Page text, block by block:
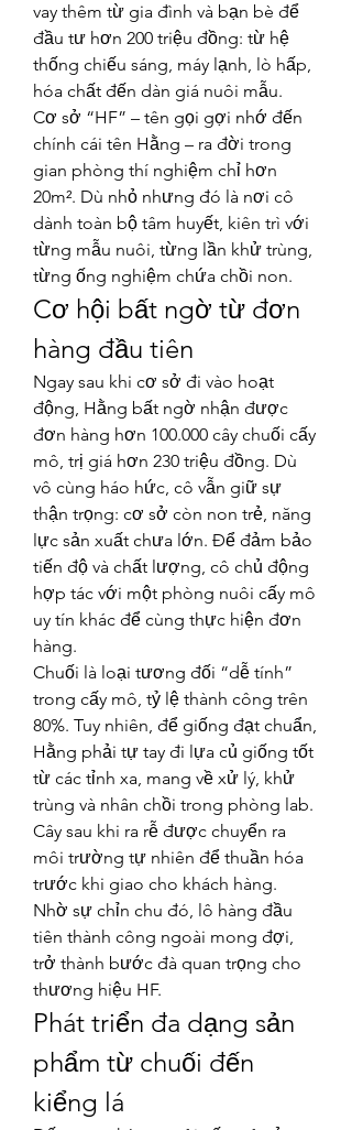
vay thêm từ gia đình và bạn bè để
đầu tư hơn 200 triệu đồng: từ hệ
thống chiếu sáng, máy lạnh, lò hấp,
hóa chất đến dàn giá nuôi mẫu.
Cơ sở “HF” – tên gọi gợi nhớ đến
chính cái tên Hằng – ra đời trong
gian phòng thí nghiệm chỉ hơn
20m². Dù nhỏ nhưng đó là nơi cô
dành toàn bộ tâm huyết, kiên trì với
từng mẫu nuôi, từng lần khử trùng,
từng ống nghiệm chứa chồi non.
Cơ hội bất ngờ từ đơn
hàng đầu tiên
Ngay sau khi cơ sở đi vào hoạt
động, Hằng bất ngờ nhận được
đơn hàng hơn 100.000 cây chuối cấy
mô, trị giá hơn 230 triệu đồng. Dù
vô cùng háo hức, cô vẫn giữ sự
thận trọng: cơ sở còn non trẻ, năng
lực sản xuất chưa lớn. Để đảm bảo
tiến độ và chất lượng, cô chủ động
hợp tác với một phòng nuôi cấy mô
uy tín khác để cùng thực hiện đơn
hàng.
Chuối là loại tương đối “dễ tính”
trong cấy mô, tỷ lệ thành công trên
80%. Tuy nhiên, để giống đạt chuẩn,
Hằng phải tự tay đi lựa củ giống tốt
từ các tỉnh xa, mang về xử lý, khử
trùng và nhân chồi trong phòng lab.
Cây sau khi ra rễ được chuyển ra
môi trường tự nhiên để thuần hóa
trước khi giao cho khách hàng.
Nhờ sự chỉn chu đó, lô hàng đầu
tiên thành công ngoài mong đợi,
trở thành bước đà quan trọng cho
thương hiệu HF.
Phát triển đa dạng sản
phẩm từ chuối đến
kiểng lá